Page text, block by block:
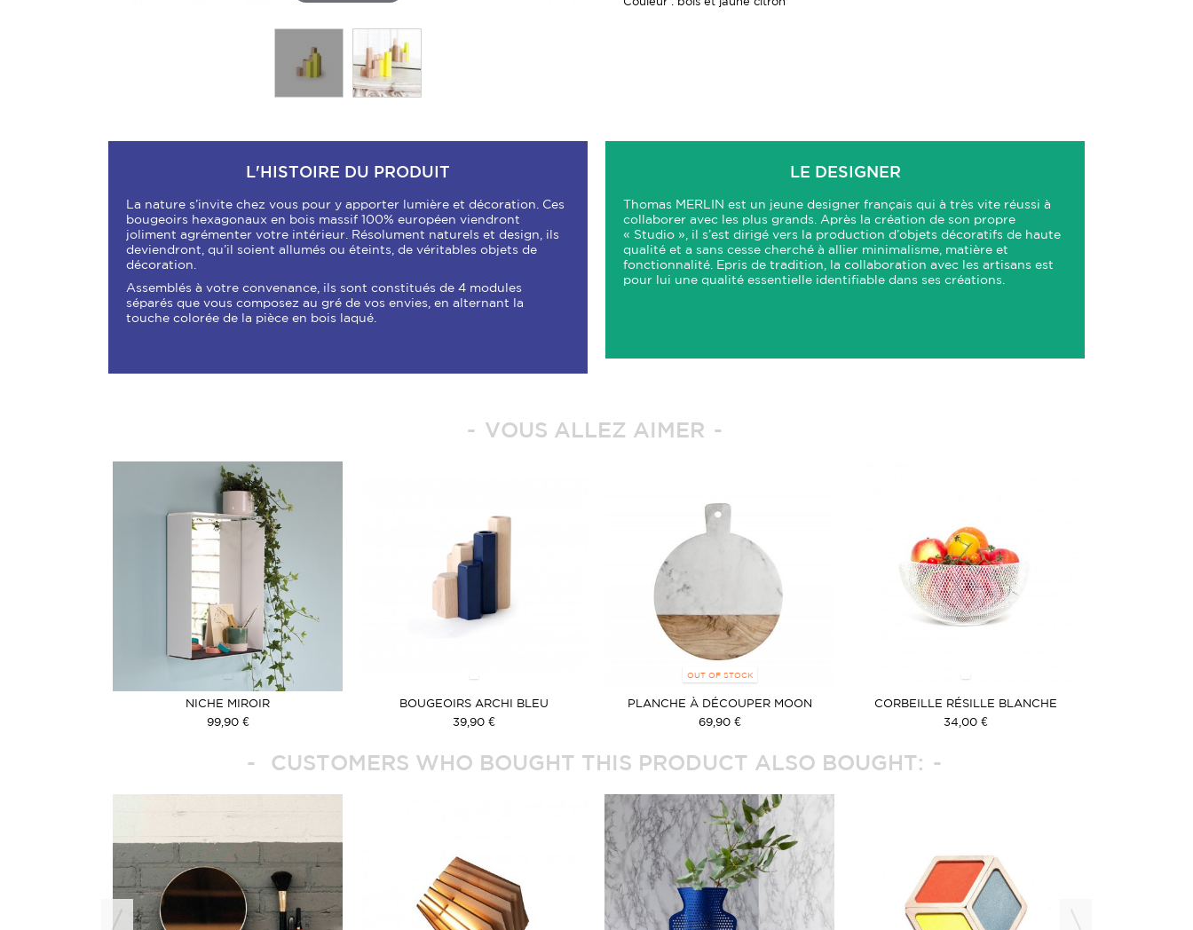
L'HISTOIRE DU PRODUIT
La nature s’invite chez vous pour y apporter lumière et décoration. Ces
bougeoirs hexagonaux en bois massif 100% européen viendront
joliment agrémenter votre intérieur. Résolument naturels et design, ils
deviendront, qu’il soient allumés ou éteints, de véritables objets de
décoration.
Assemblés à votre convenance, ils sont constitués de 4 modules
séparés que vous composez au gré de vos envies, en alternant la
touche colorée de la pièce en bois laqué.
LE DESIGNER
Thomas MERLIN est un jeune designer français qui à très vite réussi à
collaborer avec les plus grands. Après la création de son propre
« Studio », il s’est dirigé vers la production d’objets décoratifs de haute
qualité et a sans cesse cherché à allier minimalisme, matière et
fonctionnalité. Epris de tradition, la collaboration avec les artisans est
pour lui une qualité essentielle identifiable dans ses créations.
VOUS ALLEZ AIMER
NICHE MIROIR
99,90 €
BOUGEOIRS ARCHI BLEU
39,90 €
OUT OF STOCK
PLANCHE À DÉCOUPER MOON
69,90 €
CORBEILLE RÉSILLE BLANCHE
34,00 €
CUSTOMERS WHO BOUGHT THIS PRODUCT ALSO BOUGHT: